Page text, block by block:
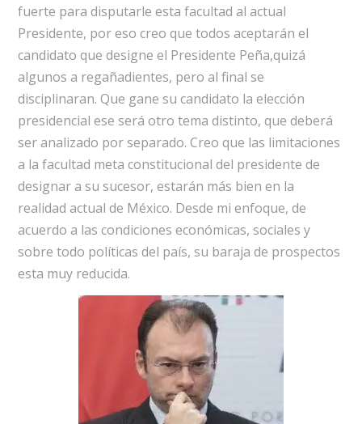
fuerte para disputarle esta facultad al actual
Presidente, por eso creo que todos aceptarán el
candidato que designe el Presidente Peña,quizá
algunos a regañadientes, pero al final se
disciplinaran. Que gane su candidato la elección
presidencial ese será otro tema distinto, que deberá
ser analizado por separado. Creo que las limitaciones
a la facultad meta constitucional del presidente de
designar a su sucesor, estarán más bien en la
realidad actual de México. Desde mi enfoque, de
acuerdo a las condiciones económicas, sociales y
sobre todo políticas del país, su baraja de prospectos
esta muy reducida.